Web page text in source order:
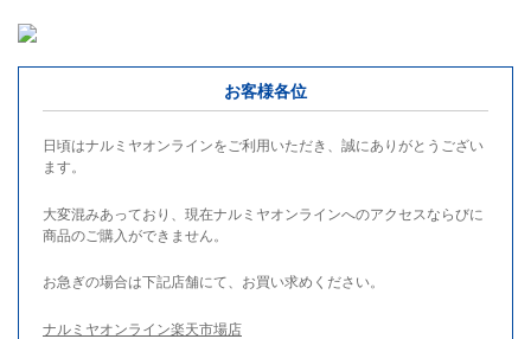
お客様各位
日頃はナルミヤオンラインをご利用いただき、誠にありがとうござい
ます。
大変混みあっており、現在ナルミヤオンラインへのアクセスならびに
商品のご購入ができません。
お急ぎの場合は下記店舗にて、お買い求めください。
ナルミヤオンライン楽天市場店